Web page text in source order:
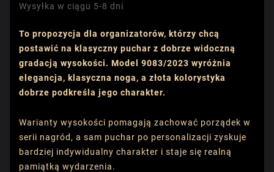
Wysyłka w ciągu 5-8 dni
To propozycja dla organizatorów, którzy chcą
postawić na klasyczny puchar z dobrze widoczną
gradacją wysokości. Model 9083/2023 wyróżnia
elegancja, klasyczna noga, a złota kolorystyka
dobrze podkreśla jego charakter.
Warianty wysokości pomagają zachować porządek w
serii nagród, a sam puchar po personalizacji zyskuje
bardziej indywidualny charakter i staje się realną
pamiątką wydarzenia.